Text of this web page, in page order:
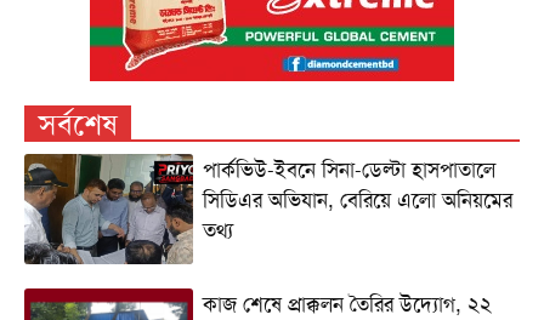
সর্বশেষ
পার্কভিউ-ইবনে সিনা-ডেল্টা হাসপাতালে
সিডিএর অভিযান, বেরিয়ে এলো অনিয়মের
তথ্য
কাজ শেষে প্রাক্কলন তৈরির উদ্যোগ, ২২